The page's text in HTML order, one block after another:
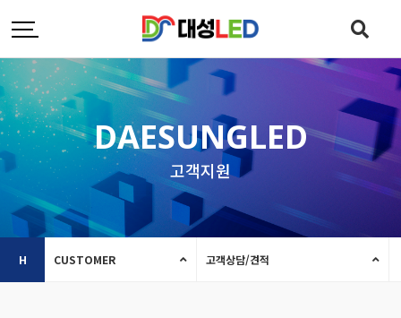
DAESUNGLED
고객지원
H CUSTOMER 고객상담/견적